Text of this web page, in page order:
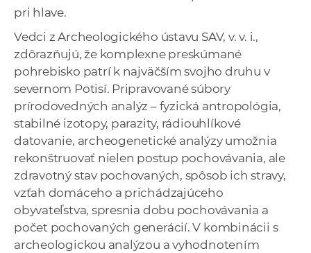
pri hlave.
Vedci z Archeologického ústavu SAV, v. v. i.,
zdôrazňujú, že komplexne preskúmané
pohrebisko patrí k najväčším svojho druhu v
severnom Potisí. Pripravované súbory
prírodovedných analýz – fyzická antropológia,
stabilné izotopy, parazity, rádiouhlíkové
datovanie, archeogenetické analýzy umožnia
rekonštruovať nielen postup pochovávania, ale
zdravotný stav pochovaných, spôsob ich stravy,
vzťah domáceho a prichádzajúceho
obyvateľstva, spresnia dobu pochovávania a
počet pochovaných generácií. V kombinácii s
archeologickou analýzou a vyhodnotením